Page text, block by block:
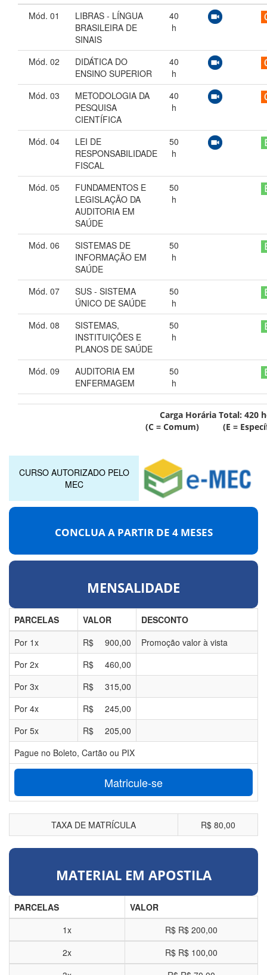
Mód. 01
LIBRAS - LÍNGUA
BRASILEIRA DE
SINAIS
40
h
Mód. 02
DIDÁTICA DO
ENSINO SUPERIOR
40
h
Mód. 03
METODOLOGIA DA
PESQUISA
CIENTÍFICA
40
h
Mód. 04
LEI DE
RESPONSABILIDADE
FISCAL
50
h
Mód. 05
FUNDAMENTOS E
LEGISLAÇÃO DA
AUDITORIA EM
SAÚDE
50
h
Mód. 06
SISTEMAS DE
INFORMAÇÃO EM
SAÚDE
50
h
Mód. 07
SUS - SISTEMA
ÚNICO DE SAÚDE
50
h
Mód. 08
SISTEMAS,
INSTITUIÇÕES E
PLANOS DE SAÚDE
50
h
Mód. 09
AUDITORIA EM
ENFERMAGEM
50
h
Carga Horária Total: 420
(C = Comum) (E =
CURSO AUTORIZADO PELO
MEC
CONCLUA A PARTIR DE 4 MESES
MENSALIDADE
PARCELAS VALOR
DESCONTO
Por 1x R$ 900,00
Promoção valor à vista
Por 2x R$
460,00
Por 3x R$
315,00
Por 4x R$
245,00
Por 5x R$
205,00
Pague no Boleto, Cartão ou PIX
Matricule-se
TAXA DE MATRÍCULA R$ 80,00
MATERIAL EM APOSTILA
PARCELAS
VALOR
1x
R$ R$ 200,00
2x
R$ R$ 100,00